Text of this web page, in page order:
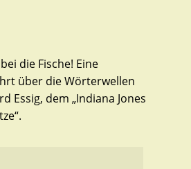
die Fische! Eine
über die Wörterwellen
Essig, dem „Indiana Jones